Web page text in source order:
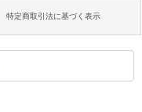
特定商取引法に基づく表示